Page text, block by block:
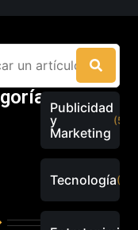
Publicidad
y
Marketing
Tecnología